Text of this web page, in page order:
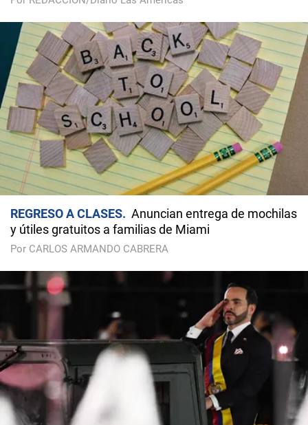
REGRESO A CLASES
Anuncian entrega de mochilas
y útiles gratuitos a familias de Miami
Por CARLOS ARMANDO CABRERA